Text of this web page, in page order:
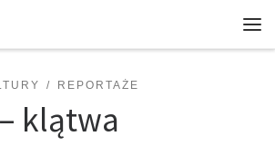
REPORTAŻE
klątwa